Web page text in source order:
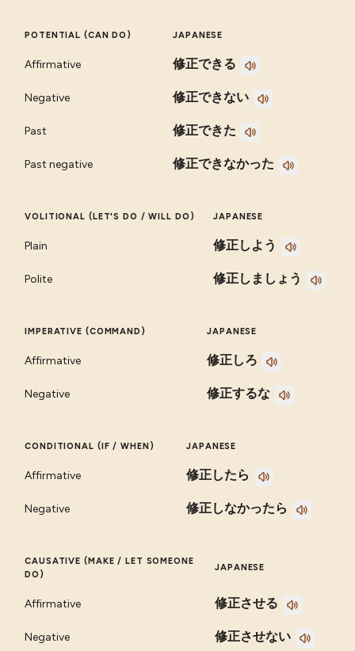
POTENTIAL (CAN DO) JAPANESE
Affirmative 修正できる
Negative 修正できない
Past 修正できた
Past negative 修正できなかった
VOLITIONAL (LET'S DO / WILL DO) JAPANESE
Plain 修正しよう
Polite 修正しましょう
IMPERATIVE (COMMAND) JAPANESE
Affirmative 修正しろ
Negative 修正するな
CONDITIONAL (IF / WHEN) JAPANESE
Affirmative 修正したら
Negative 修正しなかったら
CAUSATIVE (MAKE / LET SOMEONE
DO)
JAPANESE
Affirmative 修正させる
Negative 修正させない